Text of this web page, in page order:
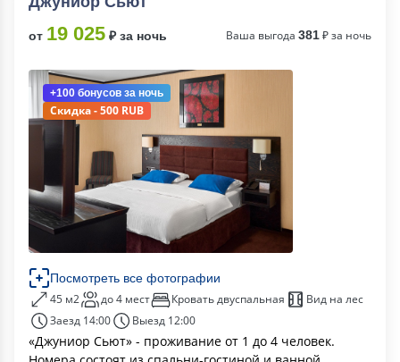
от 19 025 ₽ за ночь Ваша выгода 381₽ за ночь
+100 бонусов за ночь
Скидка - 500 RUB
Посмотреть все фотографии
45 м2 до 4 мест Кровать двуспальная
Вид на лес
Заезд 14:00
Выезд 12:00
«Джуниор Сьют» - проживание от 1 до 4 человек.